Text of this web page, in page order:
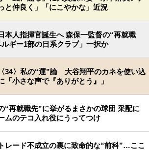
と仲良く」「にこやかな」近況
本人指揮官誕生へ 森保一監督の“再就職
ギー1部の日系クラブ」一択か
34〉私の“運”論 大谷翔平のカネを使い込
「小さな声で『ありがとう』」
“再就職先”に挙がるまさかの球団 采配に
ムのテコ入れ役にうってつけ
レード不成立の裏に致命的な“前科”…ここ